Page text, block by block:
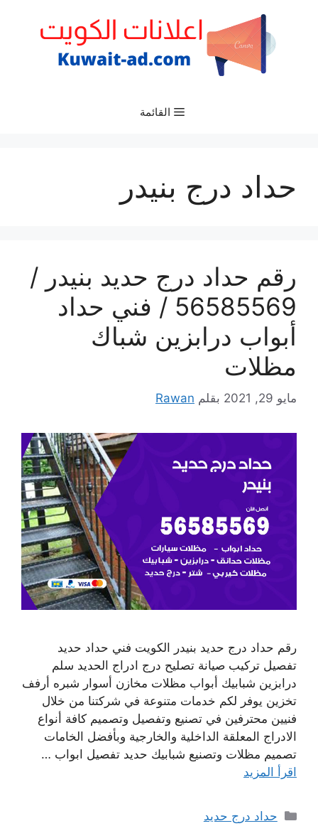
القائمة
حداد درج بنيدر
رقم حداد درج حديد بنيدر /
56585569 / فني حداد
أبواب درابزين شباك
مظلات
مايو 29, 2021 بقلم Rawan
رقم حداد درج حديد بنيدر الكويت فني حداد حديد
تفصيل تركيب صيانة تصليح درج ادراج الحديد سلم
درابزين شبابيك أبواب مظلات مخازن أسوار شبره أرفف
تخزين يوفر لكم خدمات متنوعة في شركتنا من خلال
فنيين محترفين في تصنيع وتفصيل وتصميم كافة أنواع
الادراج المعلقة الداخلية والخارجية وبأفضل الخامات
تصميم مظلات وتصنيع شبابيك حديد تفصيل ابواب …
اقرأ المزيد
التصنيفات
حداد درج حديد